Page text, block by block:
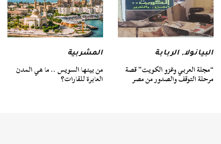
البيانولا,الربابة
“مجلة العربي وغزو الكويت” قصة
مرحلة التوقف والصدور من مصر
المشربية
من بينها السويس .. ما هي المدن
العابرة للقارات؟